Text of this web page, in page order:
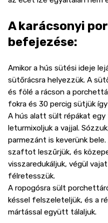
A karácsonyi
befejezése:
Amikor a hús sütési ideje
sütőrácsra helyezzük. A
és fölé a rácson a
fokra és 30 percig sütjük
A hús alatt sült répákat
leturmixoljuk a vajjal.
parmezánt is keverünk
szaftot leszűrjük, és
visszaredukáljuk, végül
félretesszük.
A ropogósra sült
késsel felszeleteljük, és a
mártással együtt tálaljuk.